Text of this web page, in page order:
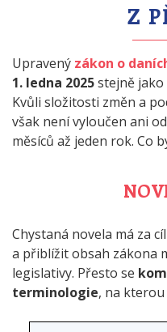
Z
Upravený zákon o
1. ledna 2025stejně jako
Kvůli složitosti změn a
však není vyloučen ani
měsíců až jeden rok. Co
Chystaná novela má za
a přiblížit obsah zákona
legislativy. Přesto se
terminologie, na